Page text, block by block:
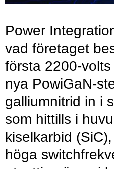
Power
vad företaget
första 2200-
nya PowiGaN-
galliumnitrid in i
som hittills i
kiselkarbid
höga